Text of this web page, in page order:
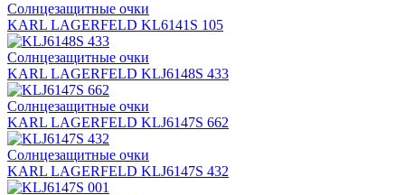
Солнцезащитные очки
KARL LAGERFELD KL6141S 105
Солнцезащитные очки
KARL LAGERFELD KLJ6148S 433
Солнцезащитные очки
KARL LAGERFELD KLJ6147S 662
Солнцезащитные очки
KARL LAGERFELD KLJ6147S 432